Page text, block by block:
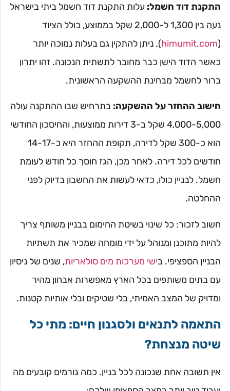
התקנת דוד חשמל: עלות התקנת דוד חשמל ביתי בישראל
נעה בין 1,300 ל-2,000 שקל בממוצע, כולל הציוד
(
himumit.com). ניתן להתקין גם בעלות נמוכה יותר
כאשר הדוד הישן כבר מחובר לתשתית הנכונה. זהו יתרון
ברור לחשמל מבחינת ההשקעה הראשונית.
חישוב ההחזר על ההשקעה: בתרחיש שבו ההתקנה עולה
4,000-5,000 שקל ב-3 דירות ממוצעות, והחיסכון החודשי
הוא כ-300 שקל לדירה, תקופת ההחזר היא כ-14-17
חודשים לכל דירה. לאחר מכן, הגז חוסך כל חודש לעומת
חשמל. לבניין כולו, כדאי לעשות את החשבון בדיוק לפני
ההחלטה.
חשוב לזכור: כל שינוי בשיטת החימום בבניין משותף צריך
להיות מתוכנן ומנוהל על ידי מומחה שמכיר את תשתיות
הבניין הספציפי. בישי מערכות מים סולאריות, שנים של ניסיון
עם בתים משותפים בכל הארץ מאפשרות אבחון מהיר
ומדויק של המצב האמיתי, בלי שטיקים ובלי אותיות קטנות.
התאמה לתנאים ולסגנון חיים: מתי כל
שיטה מנצחת?
אין תשובה אחת שנכונה לכל בניין. כמה גורמים קובעים מה